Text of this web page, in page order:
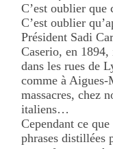
C’est oublier que
C’est oublier
Président Sadi
Caserio, en
dans les rues de
comme à
massacres, chez
italiens…
Cependant ce
phrases distillées